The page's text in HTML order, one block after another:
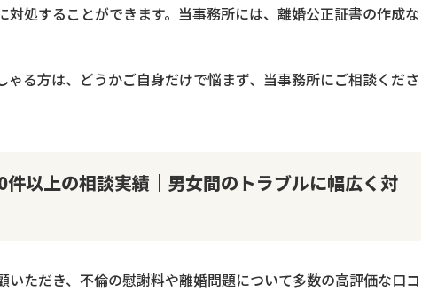
対処することができます。当事務所には、離婚公正証書の作成な
る方は、どうかご自身だけで悩まず、当事務所にご相談くださ
以上の相談実績｜男女間のトラブルに幅広く対
いただき、不倫の慰謝料や離婚問題について多数の高評価な口コ